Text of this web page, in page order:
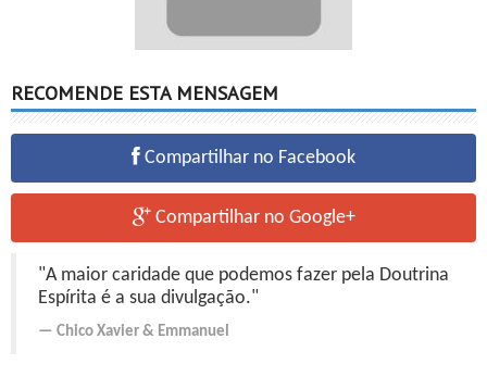
RECOMENDE ESTA MENSAGEM
Compartilhar no Facebook
Compartilhar no Google+
"A maior caridade que podemos fazer pela Doutrina
Espírita é a sua divulgação."
Chico Xavier & Emmanuel